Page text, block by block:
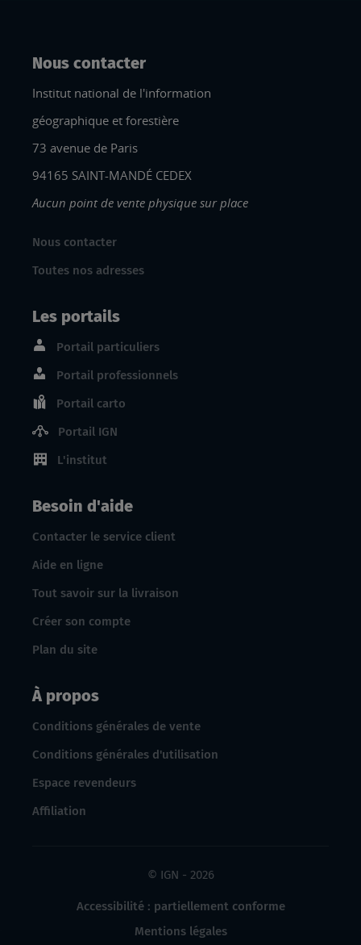
Nous contacter
Institut national de l'information
géographique et forestière
73 avenue de Paris
94165 SAINT-MANDÉ CEDEX
Aucun point de vente physique sur place
Nous contacter
Toutes nos adresses
Les portails
Portail particuliers
Portail professionnels
Portail carto
Portail IGN
L'institut
Besoin d'aide
Contacter le service client
Aide en ligne
Tout savoir sur la livraison
Créer son compte
Plan du site
À propos
Conditions générales de vente
Conditions générales d'utilisation
Espace revendeurs
Affiliation
© IGN - 2026
Accessibilité : partiellement conforme
Mentions légales